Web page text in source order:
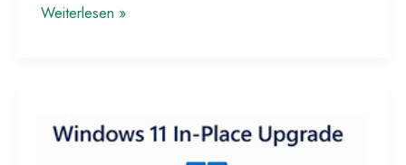
Citrix:
Monitor
Weiterlesen »